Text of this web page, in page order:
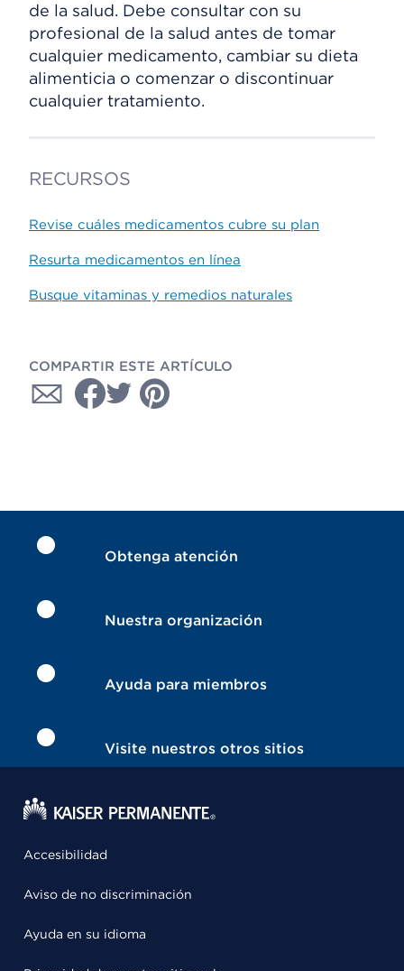
de la salud. Debe consultar con su
profesional de la salud antes de tomar
cualquier medicamento, cambiar su dieta
alimenticia o comenzar o discontinuar
cualquier tratamiento.
RECURSOS
Revise cuáles medicamentos cubre su plan
Resurta medicamentos en línea
Busque vitaminas y remedios naturales
COMPARTIR ESTE ARTÍCULO
Obtenga atención
Nuestra organización
Ayuda para miembros
Visite nuestros otros sitios
Accesibilidad
Aviso de no discriminación
Ayuda en su idioma